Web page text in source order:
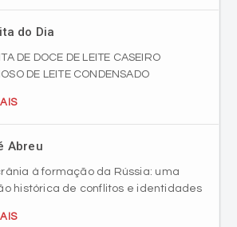
do Dia
DE DOCE DE LEITE CASEIRO
DE LEITE CONDENSADO
Abreu
à formação da Rússia: uma
histórica de conflitos e identidades